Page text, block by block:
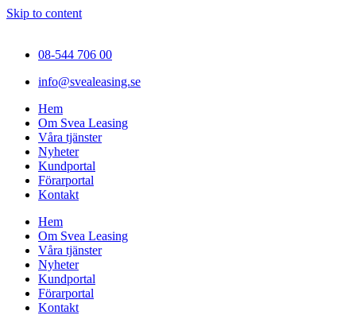
Skip to content
08-544 706 00
info@svealeasing.se
Hem
Om Svea Leasing
Våra tjänster
Nyheter
Kundportal
Förarportal
Kontakt
Hem
Om Svea Leasing
Våra tjänster
Nyheter
Kundportal
Förarportal
Kontakt